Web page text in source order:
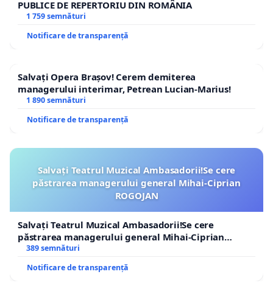
PUBLICE DE REPERTORIU DIN ROMÂNIA
1 759 semnături
Notificare de transparență
Salvați Opera Brașov! Cerem demiterea
managerului interimar, Petrean Lucian-Marius!
1 890 semnături
Notificare de transparență
Salvați Teatrul Muzical Ambasadorii!Se cere
păstrarea managerului general Mihai-Ciprian
ROGOJAN
Salvați Teatrul Muzical Ambasadorii!Se cere
păstrarea managerului general Mihai-Ciprian
ROGOJAN
389 semnături
Notificare de transparență